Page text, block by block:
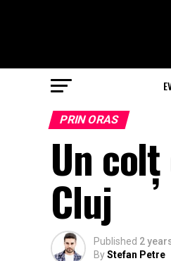
PRIN ORAS
Un
Cluj
Published 2
ByStefan Petre